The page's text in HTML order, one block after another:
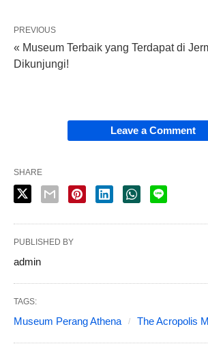
PREVIOUS
« Museum Terbaik yang Terdapat di
Dikunjungi!
Leave a Comment
SHARE
PUBLISHED BY
admin
TAGS:
Museum Perang Athena The Acropolis